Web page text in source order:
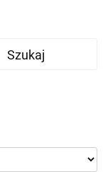
Szukaj